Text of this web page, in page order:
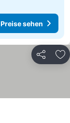
Preise sehen
Teilen